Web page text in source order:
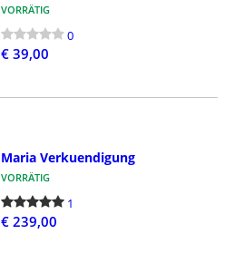
VORRÄTIG
0
€ 39,00
Maria Verkuendigung
VORRÄTIG
1
€ 239,00